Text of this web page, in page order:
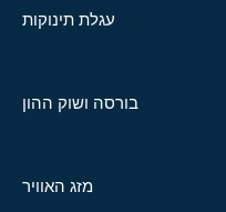
עגלת תינוקות
בורסה ושוק ההון
מזג האוויר